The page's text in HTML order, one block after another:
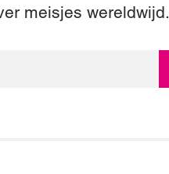
meisjes wereldwijd.